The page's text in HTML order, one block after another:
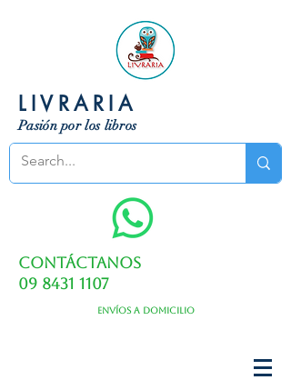
LIVRARIA
Pasión por los libros
Contáctanos
09 8431 1107
Envíos a domicilio